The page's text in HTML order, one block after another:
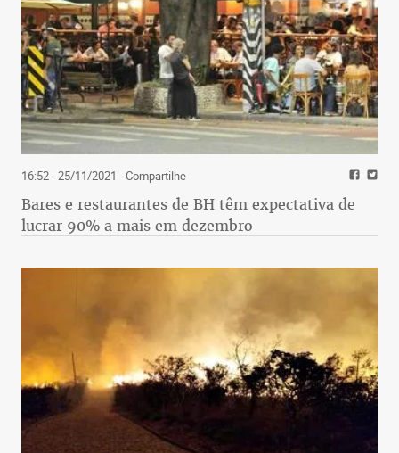
16:52 - 25/11/2021 - Compartilhe
Bares e restaurantes de BH têm expectativa de
lucrar 90% a mais em dezembro